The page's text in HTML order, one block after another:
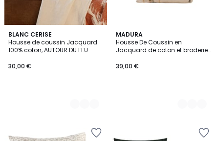
BLANC CERISE
Housse de coussin Jacquard
100% coton, AUTOUR DU FEU
30,00 €
2
Couleurs
MADURA
Housse De Coussin en
Jacquard de coton et broderie
39,00 €
2
Couleurs